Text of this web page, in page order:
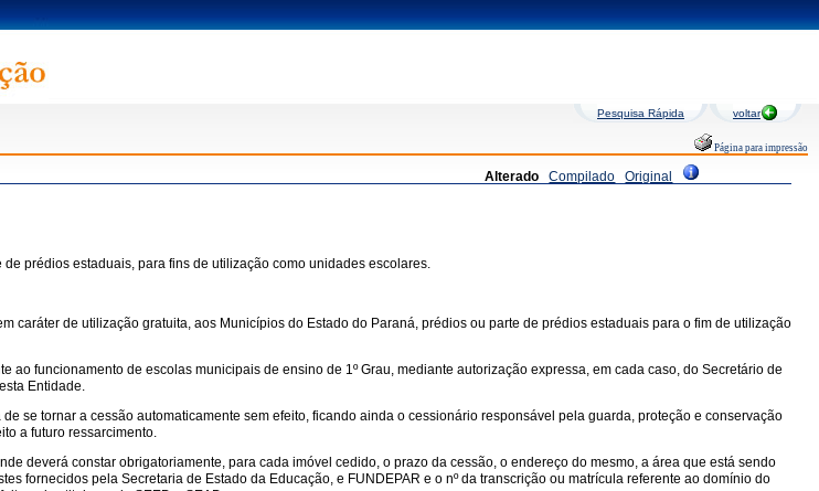
Pesquisa Rápida voltar
Página para impressão
Alterado Compilado Original
prédios estaduais, para fins de utilização como unidades escolares.
caráter de utilização gratuita, aos Municípios do Estado do Paraná, prédios ou parte de prédios estaduais para o fim de utilização
funcionamento de escolas municipais de ensino de 1º Grau, mediante autorização expressa, em cada caso, do Secretário de
Entidade.
se tornar a cessão automaticamente sem efeito, ficando ainda o cessionário responsável pela guarda, proteção e conservação
a futuro ressarcimento.
deverá constar obrigatoriamente, para cada imóvel cedido, o prazo da cessão, o endereço do mesmo, a área que está sendo
fornecidos pela Secretaria de Estado da Educação, e FUNDEPAR e o nº da transcrição ou matrícula referente ao domínio do